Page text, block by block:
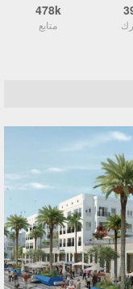
478k
متابع